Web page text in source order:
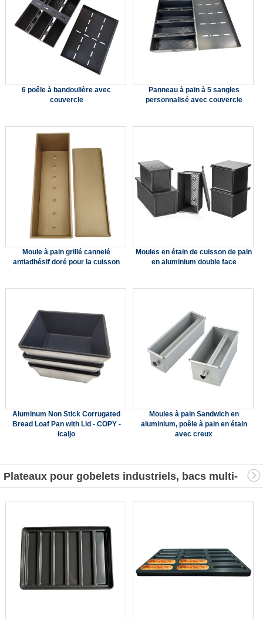
6 poêle à bandoulière avec
couvercle
Panneau à pain à 5 sangles
personnalisé avec couvercle
Moule à pain grillé cannelé
antiadhésif doré pour la cuisson
Moules en étain de cuisson de pain
en aluminium double face
Aluminum Non Stick Corrugated
Bread Loaf Pan with Lid - COPY -
icaljo
Moules à pain Sandwich en
aluminium, poêle à pain en étain
avec creux
Plateaux pour gobelets industriels, bacs multi-
moules